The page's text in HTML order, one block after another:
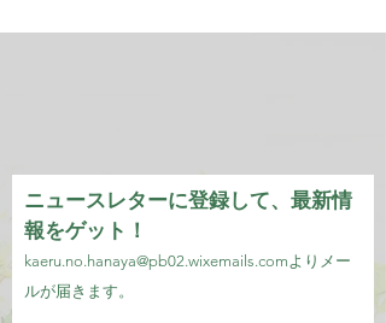
ニュースレターに登録して、最新情
報をゲット！
kaeru.no.hanaya@pb02.wixemails.comより メー
ルが届きます。